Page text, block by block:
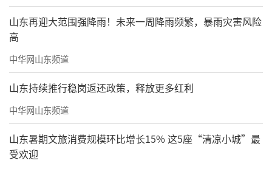
山东再迎大范围强降雨！未来一周降雨频繁，暴雨灾害风险
高
中华网山东频道
山东持续推行稳岗返还政策，释放更多红利
中华网山东频道
山东暑期文旅消费规模环比增长15% 这5座“清凉小城”最
受欢迎